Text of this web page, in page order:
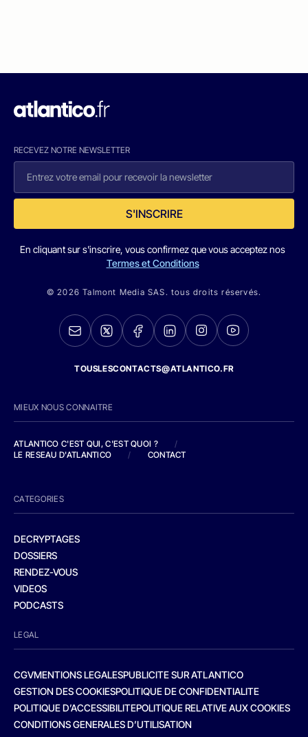
RECEVEZ NOTRE NEWSLETTER
S'INSCRIRE
En cliquant sur s'inscrire, vous confirmez que vous acceptez nos
Termes et Conditions
© 2026 Talmont Media SAS. tous droits réservés.
TOUSLESCONTACTS@ATLANTICO.FR
MIEUX NOUS CONNAITRE
ATLANTICO C'EST QUI, C'EST QUOI ?
/
LE RESEAU D'ATLANTICO
/ CONTACT
CATEGORIES
DECRYPTAGES
DOSSIERS
RENDEZ-VOUS
VIDEOS
PODCASTS
LEGAL
CGVMENTIONS LEGALESPUBLICITE SUR ATLANTICO
GESTION DES COOKIESPOLITIQUE DE CONFIDENTIALITE
POLITIQUE D’ACCESSIBILITEPOLITIQUE RELATIVE AUX COOKIES
CONDITIONS GENERALES D’UTILISATION